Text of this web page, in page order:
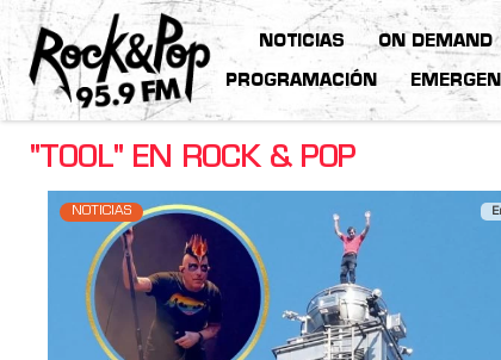
NOTICIAS ON DEMAND
PROGRAMACIÓN
"TOOL" EN ROCK & POP
NOTICIAS